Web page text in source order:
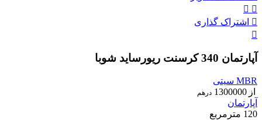
اشتراک گذاری
آپارتمان 340 کرسنت ریورساید شوبا
MBR سیتی
از 1300000 درهم
آپارتمان
120 مترمربع